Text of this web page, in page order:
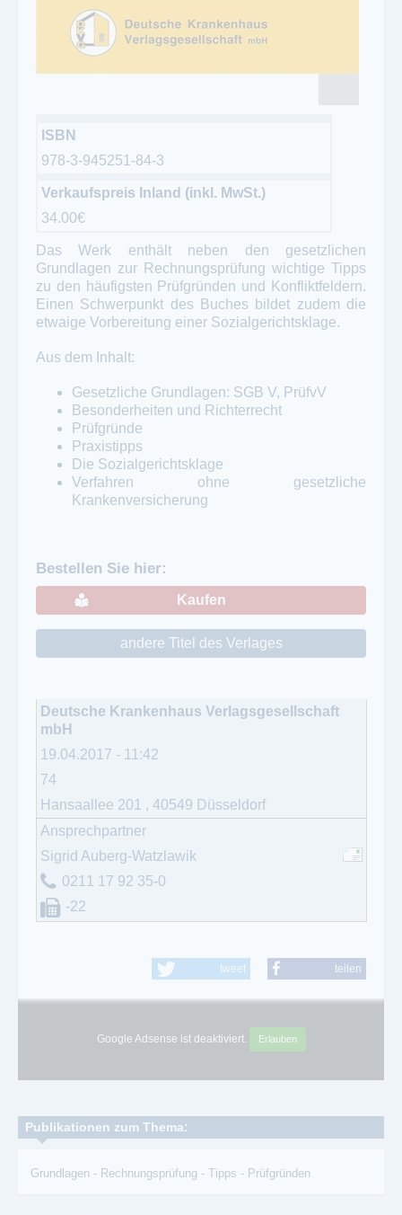
ISBN
978-3-945251-84-3
Verkaufspreis Inland (inkl. MwSt.)
34.00€
Das Werk enthält neben den gesetzlichen
Grundlagen zur Rechnungsprüfung wichtige Tipps
zu den häufigsten Prüfgründen und Konfliktfeldern.
Einen Schwerpunkt des Buches bildet zudem die
etwaige Vorbereitung einer Sozialgerichtsklage.
Aus dem Inhalt:
Gesetzliche Grundlagen: SGB V, PrüfvV
Besonderheiten und Richterrecht
Prüfgründe
Praxistipps
Die Sozialgerichtsklage
Verfahren ohne gesetzliche
Krankenversicherung
Bestellen Sie hier:
Kaufen
andere Titel des Verlages
Deutsche Krankenhaus Verlagsgesellschaft
mbH
19.04.2017 - 11:42
74
Hansaallee 201 , 40549 Düsseldorf
Ansprechpartner
Sigrid Auberg-Watzlawik
0211 17 92 35-0
-22
tweet teilen
Google Adsense ist deaktiviert. Erlauben
Publikationen zum Thema:
Grundlagen - Rechnungsprüfung - Tipps - Prüfgründen